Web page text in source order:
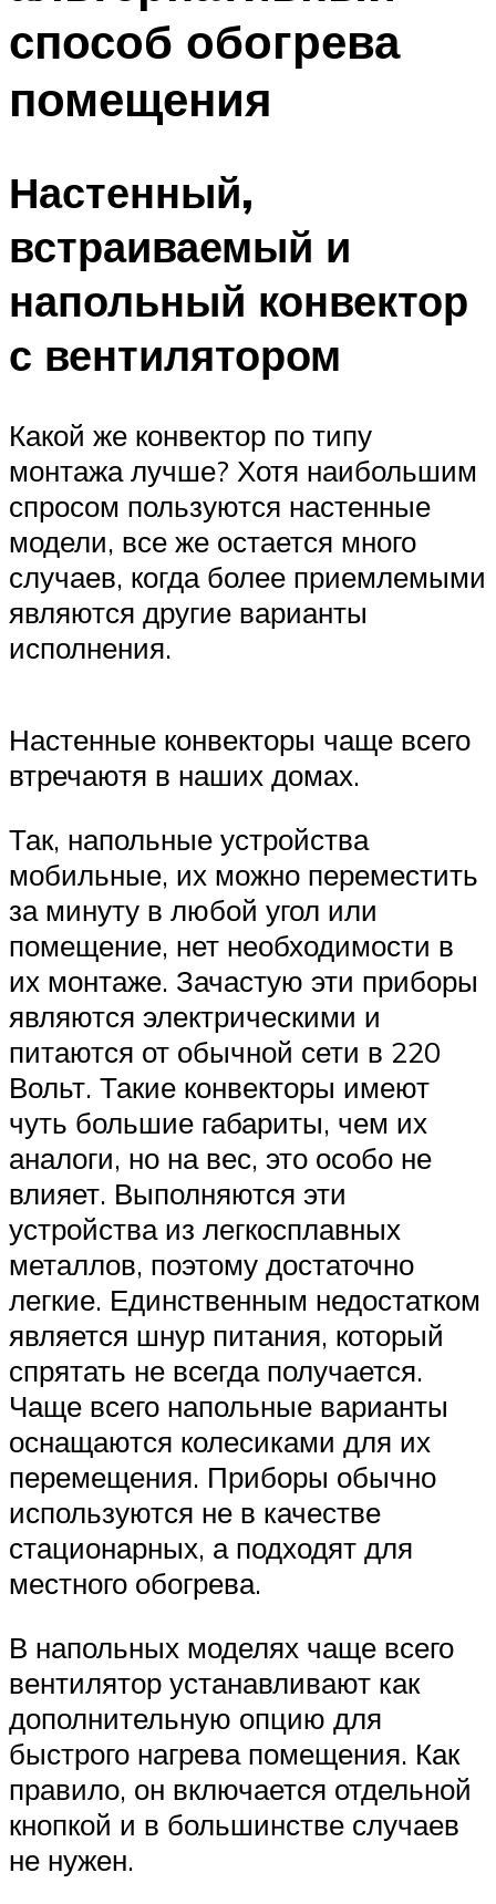
способ обогрева
помещения
Настенный,
встраиваемый и
напольный конвектор
с вентилятором
Какой же конвектор по типу
монтажа лучше? Хотя наибольшим
спросом пользуются настенные
модели, все же остается много
случаев, когда более приемлемыми
являются другие варианты
исполнения.
Настенные конвекторы чаще всего
втречаютя в наших домах.
Так, напольные устройства
мобильные, их можно переместить
за минуту в любой угол или
помещение, нет необходимости в
их монтаже. Зачастую эти приборы
являются электрическими и
питаются от обычной сети в 220
Вольт. Такие конвекторы имеют
чуть большие габариты, чем их
аналоги, но на вес, это особо не
влияет. Выполняются эти
устройства из легкосплавных
металлов, поэтому достаточно
легкие. Единственным недостатком
является шнур питания, который
спрятать не всегда получается.
Чаще всего напольные варианты
оснащаются колесиками для их
перемещения. Приборы обычно
используются не в качестве
стационарных, а подходят для
местного обогрева.
В напольных моделях чаще всего
вентилятор устанавливают как
дополнительную опцию для
быстрого нагрева помещения. Как
правило, он включается отдельной
кнопкой и в большинстве случаев
не нужен.